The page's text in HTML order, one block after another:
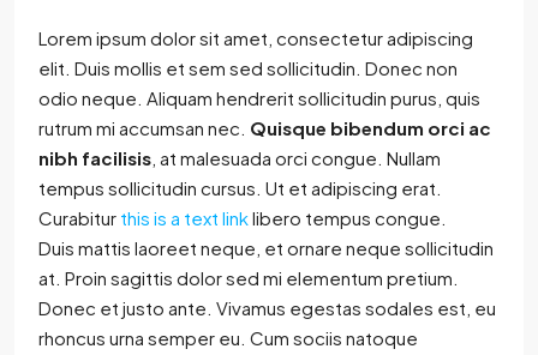
Lorem ipsum dolor sit amet, consectetur adipiscing
elit. Duis mollis et sem sed sollicitudin. Donec non
odio neque. Aliquam hendrerit sollicitudin purus, quis
rutrum mi accumsan nec. Quisque bibendum orci ac
nibh facilisis , at malesuada orci congue. Nullam
tempus sollicitudin cursus. Ut et adipiscing erat.
Curabitur this is a text linklibero tempus congue.
Duis mattis laoreet neque, et ornare neque sollicitudin
at. Proin sagittis dolor sed mi elementum pretium.
Donec et justo ante. Vivamus egestas sodales est, eu
rhoncus urna semper eu. Cum sociis natoque